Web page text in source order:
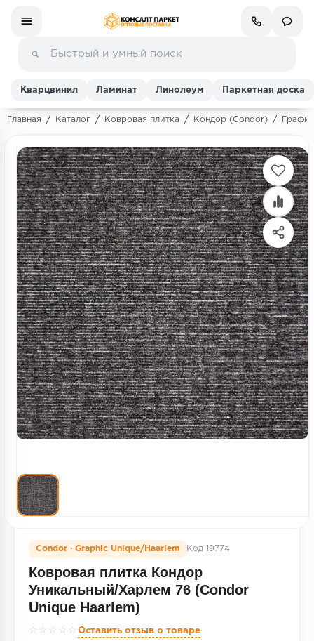
Ламинат
Линолеум
Кварц-винил (ПВХ плитка)
Инженерная доска
Паркетная доска
Террасная доска
Пробковое покрытие
Ковровая плитка
Плинтус
Строительные материалы
Кварцвинил Ламинат Линолеум Паркетная доска
Главная / Каталог / Ковровая плитка / Кондор (Condor) /
Condor · Graphic Unique/Haarlem Код 19774
Ковровая плитка Кондор
Уникальный/Харлем 76 (Condor
Unique Haarlem)
☆☆☆☆☆ Оставить отзыв о товаре